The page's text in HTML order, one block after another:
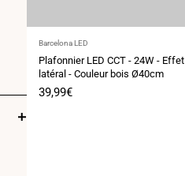
Fournisseur
:
Barcelona LED
Plafonnier LED CCT - 24W - Effet
latéral - Couleur bois Ø40cm
Prix
39,99€